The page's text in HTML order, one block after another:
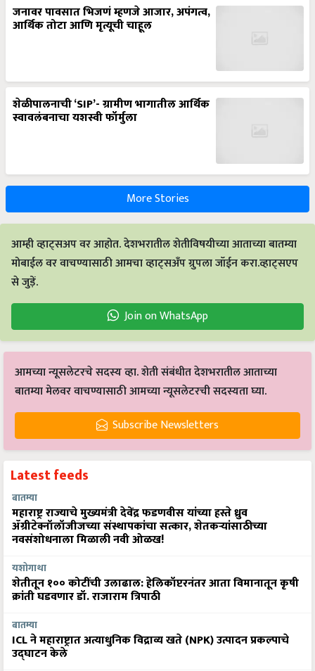
जनावर पावसात भिजणं म्हणजे आजार, अपंगत्व,
आर्थिक तोटा आणि मृत्यूची चाहूल
शेळीपालनाची ‘SIP’- ग्रामीण भागातील आर्थिक
स्वावलंबनाचा यशस्वी फॉर्मुला
More Stories
आम्ही व्हाट्सअप वर आहोत. देशभरातील शेतीविषयीच्या आताच्या बातम्या
मोबाईल वर वाचण्यासाठी आमचा व्हाट्सअँप ग्रुपला जॉईन करा.व्हाट्सएप
से जुड़ें.
Join on WhatsApp
आमच्या न्यूसलेटरचे सदस्य व्हा. शेती संबंधीत देशभरातील आताच्या
बातम्या मेलवर वाचण्यासाठी आमच्या न्यूसलेटरची सदस्यता घ्या.
Subscribe Newsletters
Latest feeds
बातम्या
महाराष्ट्र राज्याचे मुख्यमंत्री देवेंद्र फडणवीस यांच्या हस्ते ध्रुव
ॲग्रीटेक्नॉलॉजीजच्या संस्थापकांचा सत्कार, शेतकऱ्यांसाठीच्या
नवसंशोधनाला मिळाली नवी ओळख!
यशोगाथा
शेतीतून १०० कोटींची उलाढाल: हेलिकॉप्टरनंतर आता विमानातून कृषी
क्रांती घडवणार डॉ. राजाराम त्रिपाठी
बातम्या
ICL ने महाराष्ट्रात अत्याधुनिक विद्राव्य खते (NPK) उत्पादन प्रकल्पाचे
उद्घाटन केले